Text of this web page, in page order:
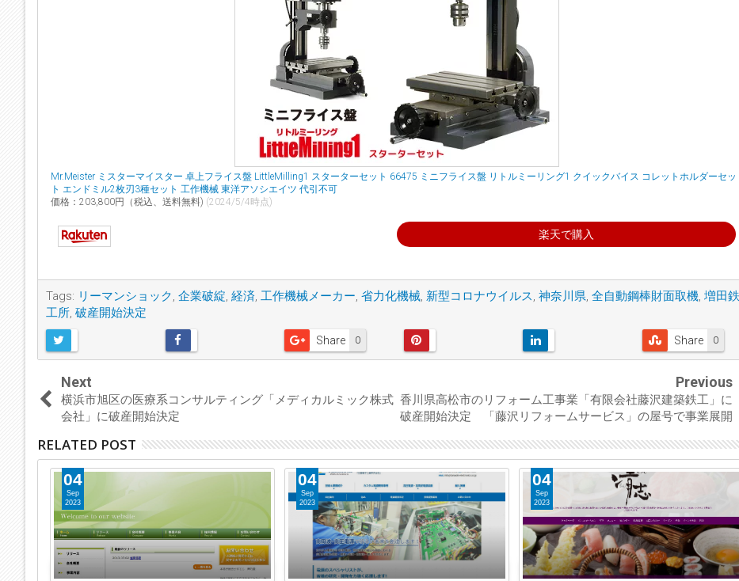
Mr.Meister ミスターマイスター 卓上フライス盤 LittleMilling1 スターターセット 66475 ミニフライス盤 リトルミーリング1 クイックバイス コレットホルダーセッ
ト エンドミル2枚刃3種セット 工作機械 東洋アソシエイツ 代引不可
価格：203,800円（税込、送料無料) (2024/5/4時点)
楽天で購入
Tags: リーマンショック, 企業破綻, 経済, 工作機械メーカー, 省力化機械, 新型コロナウイルス, 神奈川県, 全自動鋼棒財面取機, 増田鉄
工所, 破産開始決定
0
Share 0
Share
Next
横浜市旭区の医療系コンサルティング「メディカルミック株式
会社」に破産開始決定
Previous
香川県高松市のリフォーム工事業「有限会社藤沢建築鉄工」に
破産開始決定 「藤沢リフォームサービス」の屋号で事業展開
RELATED POST
04
Sep
2023
04
Sep
2023
04
Sep
2023